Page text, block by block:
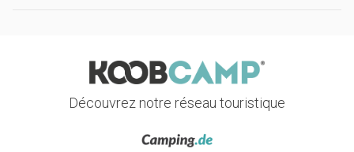
Découvrez notre réseau touristique